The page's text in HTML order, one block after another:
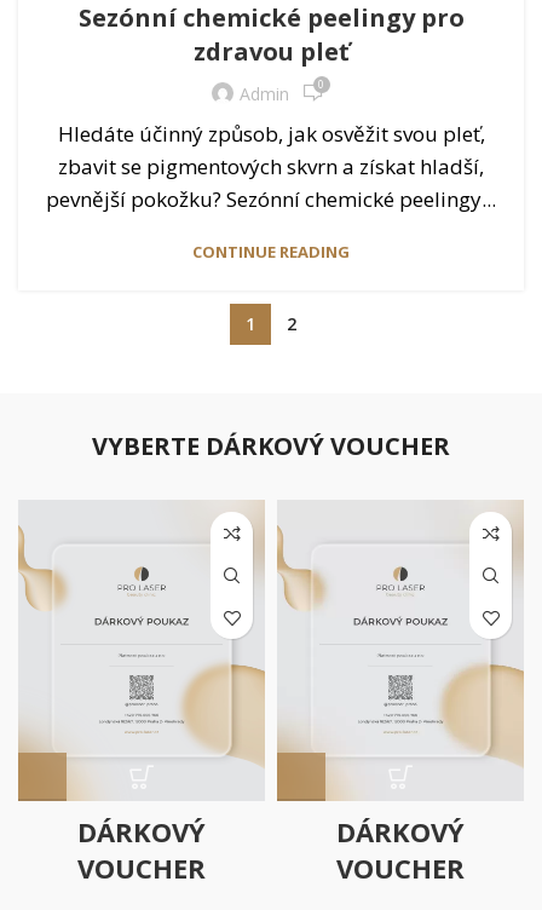
Sezónní chemické peelingy pro
zdravou pleť
Admin 0
Hledáte účinný způsob, jak osvěžit svou pleť,
zbavit se pigmentových skvrn a získat hladší,
pevnější pokožku? Sezónní chemické peelingy...
CONTINUE READING
1 2
VYBERTE DÁRKOVÝ VOUCHER
DÁRKOVÝ
VOUCHER
DÁRKOVÝ
VOUCHER